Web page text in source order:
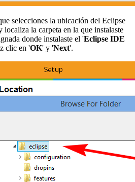
selecciones la ubicación del Eclipse
localiza la carpeta en la que instalaste
donde instalaste el 'Eclipse IDE
clic en 'OK' y 'Next'.